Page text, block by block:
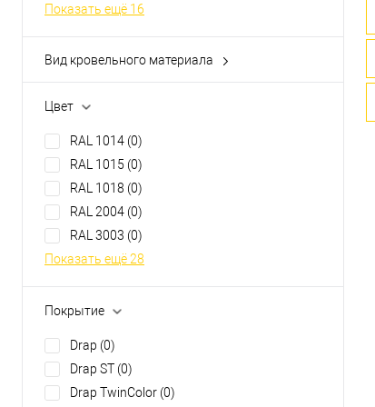
Показать ещё 16
Вид кровельного материала
H-профиль(0)
j-профиль
J-фаска (0)
молдинг (0)
Показать ещё 20
Цвет
RAL 1014 (0)
RAL 1015 (0)
RAL 1018 (0)
RAL 2004 (0)
RAL 3003 (0)
Показать ещё 28
Покрытие
Drap (0)
Drap ST (0)
Drap TwinColor (0)